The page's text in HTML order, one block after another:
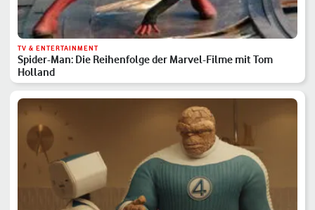
TV & ENTERTAINMENT
Spider-Man: Die Reihenfolge der Marvel-Filme mit Tom
Holland